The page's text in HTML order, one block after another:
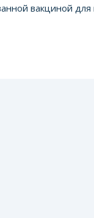
вакциной